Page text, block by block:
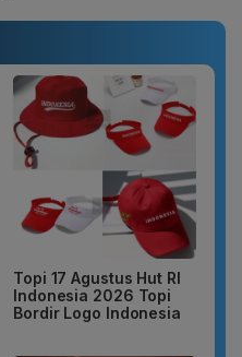
Topi 17 Agustus Hut RI
Indonesia 2026 Topi
Bordir Logo Indonesia